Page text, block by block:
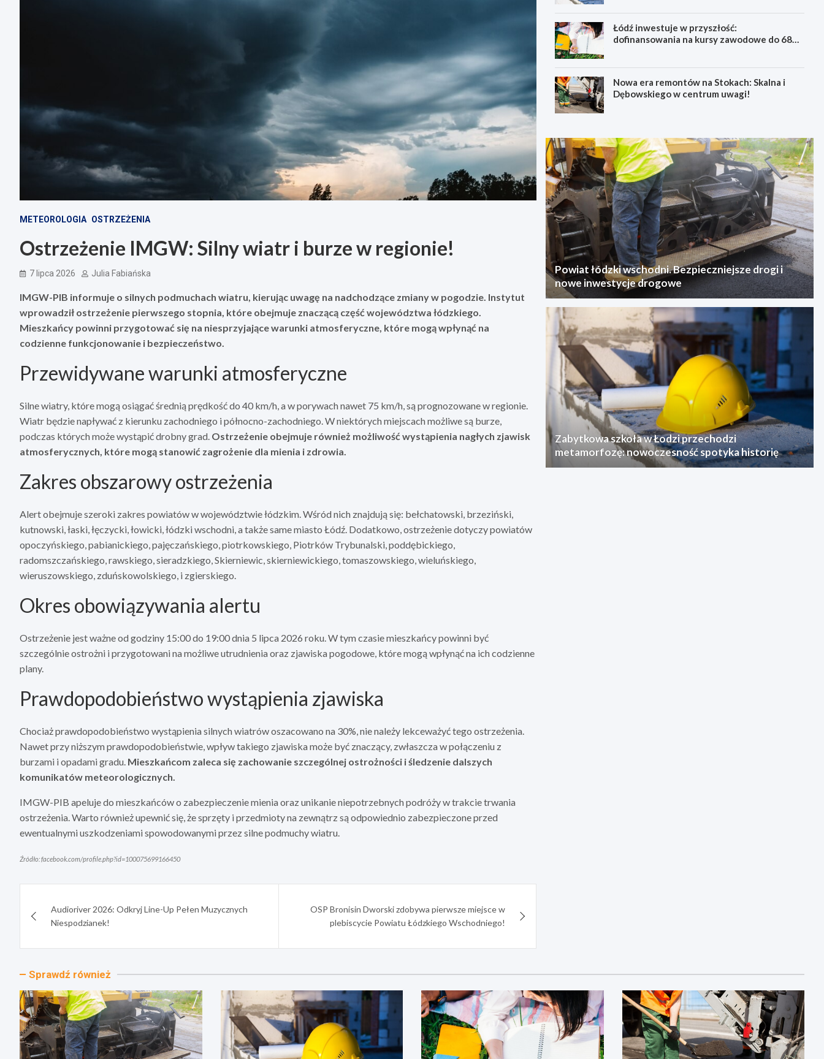
METEOROLOGIA OSTRZEŻENIA
Ostrzeżenie IMGW: Silny wiatr i burze w regionie!
7 lipca 2026 Julia Fabiańska
IMGW-PIB informuje o silnych podmuchach wiatru, kierując uwagę na nadchodzące zmiany w pogodzie. Instytut
wprowadził ostrzeżenie pierwszego stopnia, które obejmuje znaczącą część województwa łódzkiego.
Mieszkańcy powinni przygotować się na niesprzyjające warunki atmosferyczne, które mogą wpłynąć na
codzienne funkcjonowanie i bezpieczeństwo.
Przewidywane warunki atmosferyczne
Silne wiatry, które mogą osiągać średnią prędkość do 40 km/h, a w porywach nawet 75 km/h, są prognozowane w regionie.
Wiatr będzie napływać z kierunku zachodniego i północno-zachodniego. W niektórych miejscach możliwe są burze,
podczas których może wystąpić drobny grad. Ostrzeżenie obejmuje również możliwość wystąpienia nagłych zjawisk
atmosferycznych, które mogą stanowić zagrożenie dla mienia i zdrowia.
Zakres obszarowy ostrzeżenia
Alert obejmuje szeroki zakres powiatów w województwie łódzkim. Wśród nich znajdują się: bełchatowski, brzeziński,
kutnowski, łaski, łęczycki, łowicki, łódzki wschodni, a także same miasto Łódź. Dodatkowo, ostrzeżenie dotyczy powiatów
opoczyńskiego, pabianickiego, pajęczańskiego, piotrkowskiego, Piotrków Trybunalski, poddębickiego,
radomszczańskiego, rawskiego, sieradzkiego, Skierniewic, skierniewickiego, tomaszowskiego, wieluńskiego,
wieruszowskiego, zduńskowolskiego, i zgierskiego.
Okres obowiązywania alertu
Ostrzeżenie jest ważne od godziny 15:00 do 19:00 dnia 5 lipca 2026 roku. W tym czasie mieszkańcy powinni być
szczególnie ostrożni i przygotowani na możliwe utrudnienia oraz zjawiska pogodowe, które mogą wpłynąć na ich codzienne
plany.
Prawdopodobieństwo wystąpienia zjawiska
Chociaż prawdopodobieństwo wystąpienia silnych wiatrów oszacowano na 30%, nie należy lekceważyć tego ostrzeżenia.
Nawet przy niższym prawdopodobieństwie, wpływ takiego zjawiska może być znaczący, zwłaszcza w połączeniu z
burzami i opadami gradu. Mieszkańcom zaleca się zachowanie szczególnej ostrożności i śledzenie dalszych
komunikatów meteorologicznych.
IMGW-PIB apeluje do mieszkańców o zabezpieczenie mienia oraz unikanie niepotrzebnych podróży w trakcie trwania
ostrzeżenia. Warto również upewnić się, że sprzęty i przedmioty na zewnątrz są odpowiednio zabezpieczone przed
ewentualnymi uszkodzeniami spowodowanymi przez silne podmuchy wiatru.
Źródło: facebook.com/profile.php?id=100075699166450
wpisuAudioriver 2026: Odkryj Line-Up Pełen Muzycznych
Niespodzianek!
OSP Bronisin Dworski zdobywa pierwsze miejsce w
plebiscycie Powiatu Łódzkiego Wschodniego!
Łódź inwestuje w przyszłość:
dofinansowania na kursy zawodowe do 6800
Nowa era remontów na Stokach: Skalna i
Dębowskiego w centrum uwagi!
Powiat łódzki wschodni. Bezpieczniejsze drogi i
nowe inwestycje drogowe
Zabytkowa szkoła w Łodzi przechodzi
metamorfozę: nowoczesność spotyka historię
Sprawdź również